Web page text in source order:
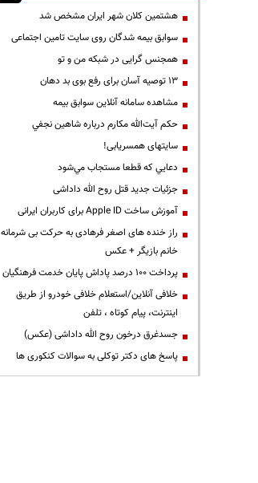
هشتمین کلان شهر ایران مشخص شد
سوابق بیمه شدگان روی سایت تامین اجتماعی
همجنس گرایی در شبکه من و تو
13 توصیه آسان برای رفع بوی بد دهان
مشاهده سامانه آنلاين سوابق بیمه
حكم آيت‌الله مكارم درباره شاهين نجفي
سایتهای همسریابی!
دعايي كه قطعا مستجاب مي‌شود
جزئیات جدید قتل روح الله داداشی
آموزش ساخت Apple ID برای کاربران ایرانی
راز خنده های اصغر فرهادی به حرکت بی شرمانه
خانم بازیگر + عکس
پرداخت ۱۰۰ درصد پاداش پایان خدمت فرهنگیان
خلافی آنلاین/استعلام خلافی خودرو از طریق
اینترنت، پیام کوتاه ، تلفن
جسدغرق درخون روح الله داداشی (عکس)
پاسخ های دکتر توکلی به سوالات کنکوری ها